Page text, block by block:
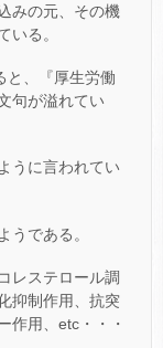
みの元、その機
いる。
と、『厚生労働
句が溢れてい
うに言われてい
うである。
レステロール調
抑制作用、抗突
作用、etc・・・